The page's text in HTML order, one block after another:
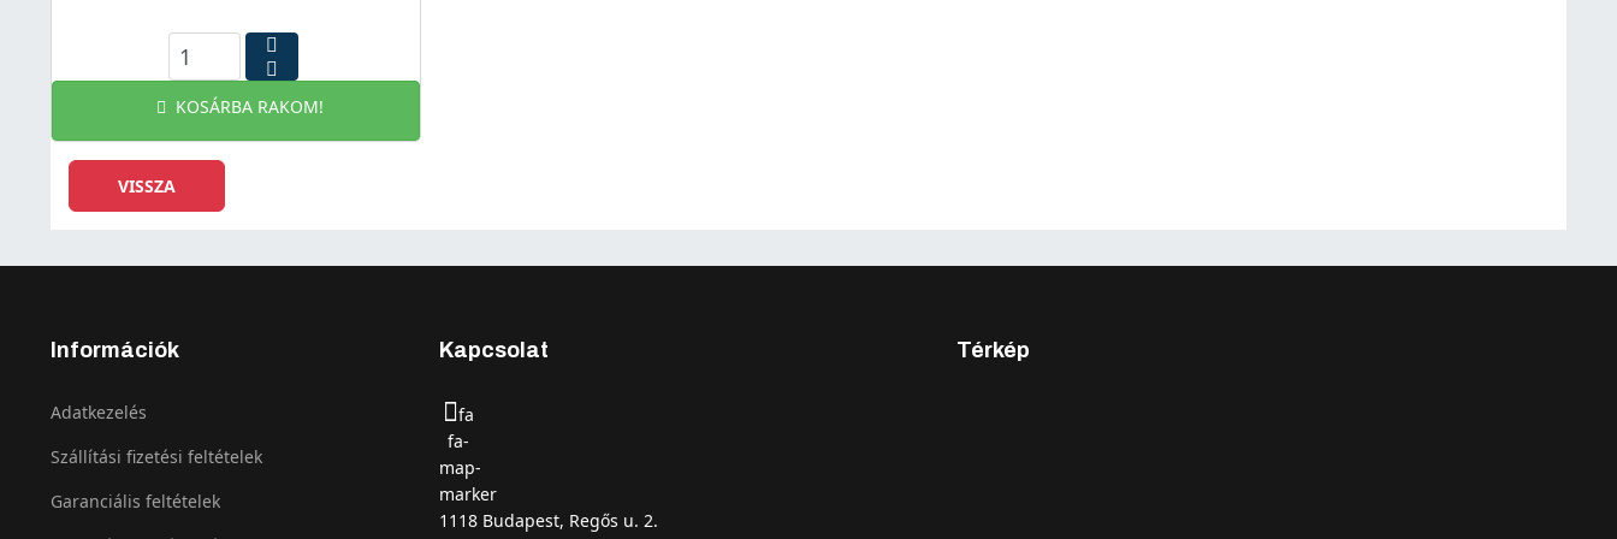
KOSÁRBA RAKOM!
Információk
Adatkezelés
Szállítási fizetési feltételek
Garanciális feltételek
Kapcsolat
fa
fa-
map-
marker
1118 Budapest, Regős u. 2.
Térkép